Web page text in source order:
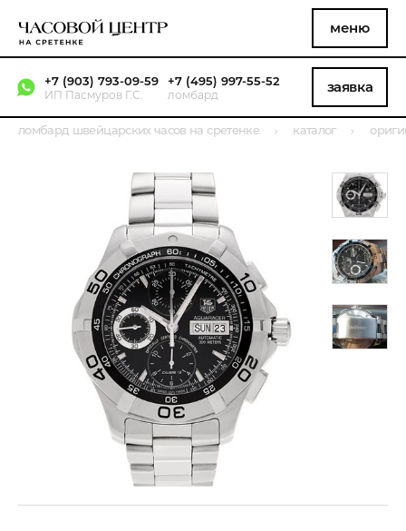
меню
+7 (903) 793-09-59
ИП Пасмуров Г.С.
+7 (495) 997-55-52
ломбард заявка
ломбард швейцарских часов на сретенке каталог